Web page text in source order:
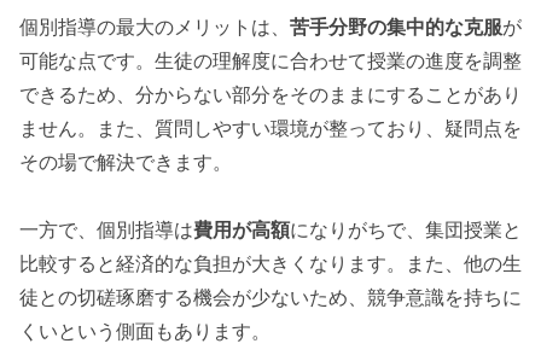
個別指導の最大のメリットは、 苦手分野の集中的な克服が
可能な点です。生徒の理解度に合わせて授業の進度を調整
できるため、分からない部分をそのままにすることがあり
ません。また、質問しやすい環境が整っており、疑問点を
その場で解決できます。
一方で、個別指導は費用が高額になりがちで、集団授業と
比較すると経済的な負担が大きくなります。また、他の生
徒との切磋琢磨する機会が少ないため、競争意識を持ちに
くいという側面もあります。